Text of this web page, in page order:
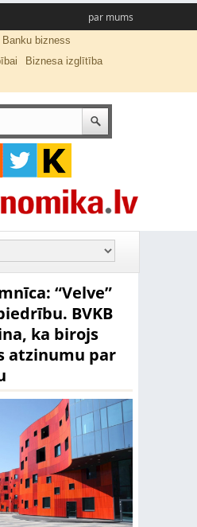
par mums
Banku bizness
Biznesa izglītība
“Velve”
BVKB
ka birojs
atzinumu par